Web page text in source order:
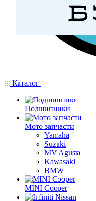
Каталог
Подшипники
Мото запчасти
Yamaha
Suzuki
MV Agusta
Kawasaki
BMW
MINI Cooper